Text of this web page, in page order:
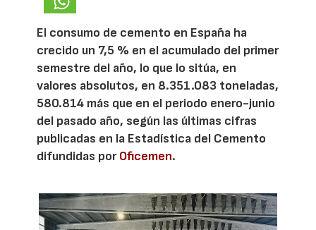
El consumo de cemento en España ha
crecido un 7,5 % en el acumulado del primer
semestre del año, lo que lo sitúa, en
valores absolutos, en 8.351.083 toneladas,
580.814 más que en el periodo enero-junio
del pasado año, según las últimas cifras
publicadas en la Estadística del Cemento
difundidas porOficemen.